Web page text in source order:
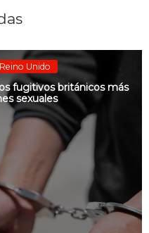
Reino Unido
fugitivos británicos más
sexuales